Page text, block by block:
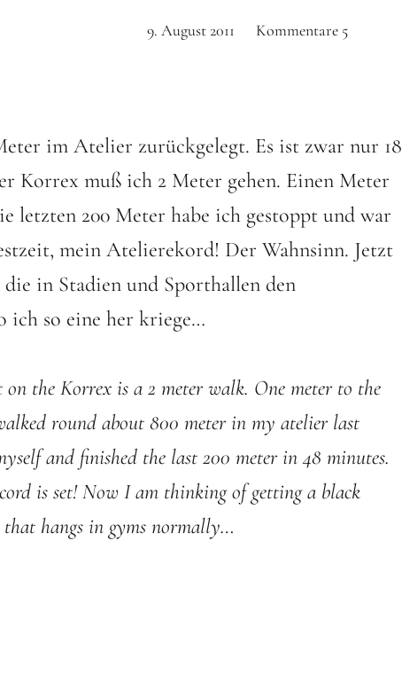
9. August 2011 Kommentare 5
im Atelier zurückgelegt. Es ist zwar nur 18
Korrex muß ich 2 Meter gehen. Einen Meter
letzten 200 Meter habe ich gestoppt und war
mein Atelierekord! Der Wahnsinn. Jetzt
in Stadien und Sporthallen den
ich so eine her kriege…
the Korrex is a 2 meter walk. One meter to the
round about 800 meter in my atelier last
and finished the last 200 meter in 48 minutes.
is set! Now I am thinking of getting a black
hangs in gyms normally…